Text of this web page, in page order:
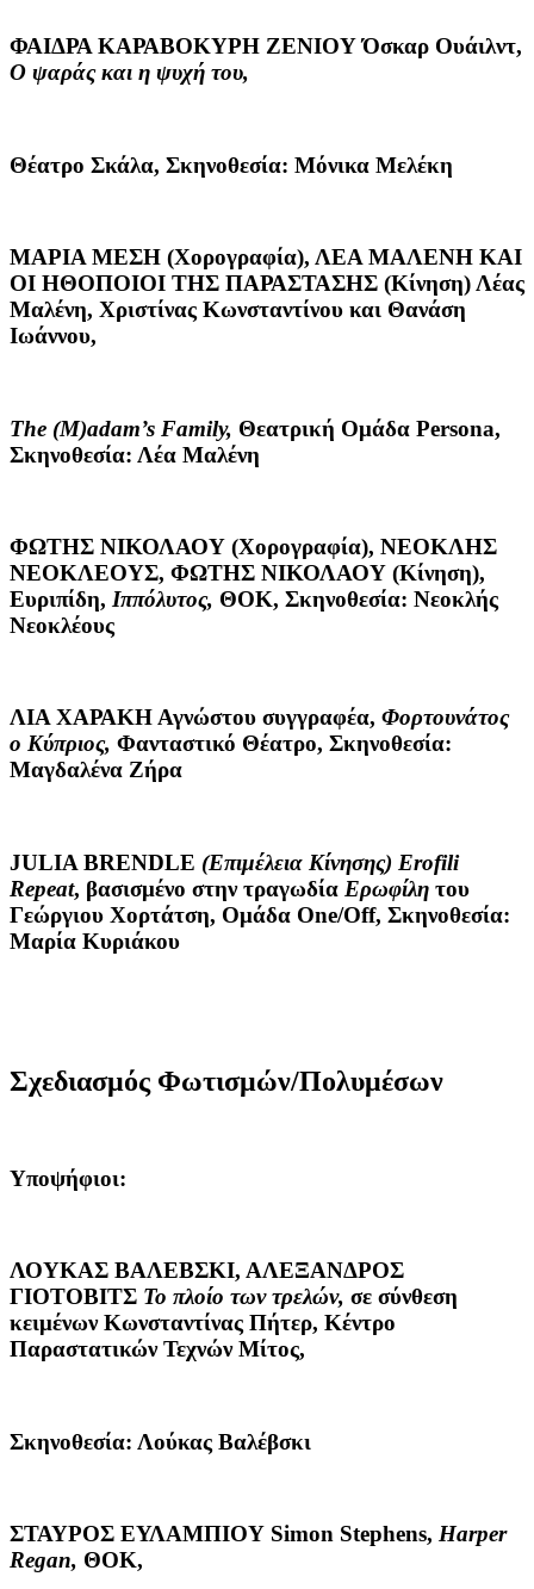
ΦΑΙΔΡΑ ΚΑΡΑΒΟΚΥΡΗ ΖΕΝΙΟΥΌσκαρ Ουάιλντ,
Ο ψαράς και η ψυχή του,
Θέατρο Σκάλα, Σκηνοθεσία: Μόνικα Μελέκη
ΜΑΡΙΑ ΜΕΣΗ (Χορογραφία), ΛΕΑ ΜΑΛΕΝΗ ΚΑΙ
ΟΙ ΗΘΟΠΟΙΟΙ ΤΗΣ ΠΑΡΑΣΤΑΣΗΣ (Κίνηση) Λέας
Μαλένη, Χριστίνας Κωνσταντίνου και Θανάση
Ιωάννου,
The (M)adam’s Family, Θεατρική Ομάδα Persona,
Σκηνοθεσία: Λέα Μαλένη
ΦΩΤΗΣ ΝΙΚΟΛΑΟΥ (Χορογραφία), ΝΕΟΚΛΗΣ
ΝΕΟΚΛΕΟΥΣ, ΦΩΤΗΣ ΝΙΚΟΛΑΟΥ (Κίνηση),
Ευριπίδη, Ιππόλυτος, ΘΟΚ, Σκηνοθεσία: Νεοκλής
Νεοκλέους
ΛΙΑ ΧΑΡΑΚΗΑγνώστου συγγραφέα, Φορτουνάτος
ο Κύπριος, Φανταστικό Θέατρο, Σκηνοθεσία:
Μαγδαλένα Ζήρα
JULIA BRENDLE (Επιμέλεια Κίνησης) Erofili
Repeat, βασισμένο στην τραγωδία Ερωφίλη του
Γεώργιου Χορτάτση, Ομάδα One/Οff, Σκηνοθεσία:
Μαρία Κυριάκου
Σχεδιασμός Φωτισμών/Πολυμέσων
Υποψήφιοι:
ΛΟΥΚΑΣ ΒΑΛΕΒΣΚΙ, ΑΛΕΞΑΝΔΡΟΣ
ΓΙΟΤΟΒΙΤΣ Το πλοίο των τρελών, σε σύνθεση
κειμένων Κωνσταντίνας Πήτερ, Κέντρο
Παραστατικών Τεχνών Μίτος,
Σκηνοθεσία: Λούκας Βαλέβσκι
ΣΤΑΥΡΟΣ ΕΥΛΑΜΠΙΟΥ Simon Stephens, Harper
Regan, ΘΟΚ,